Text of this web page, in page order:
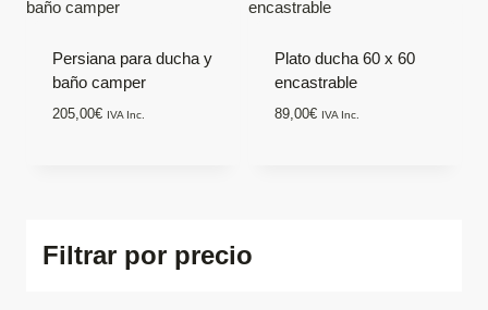
Persiana para ducha y
baño camper
205,00€ IVA Inc.
Plato ducha 60 x 60
encastrable
89,00€ IVA Inc.
Filtrar por precio